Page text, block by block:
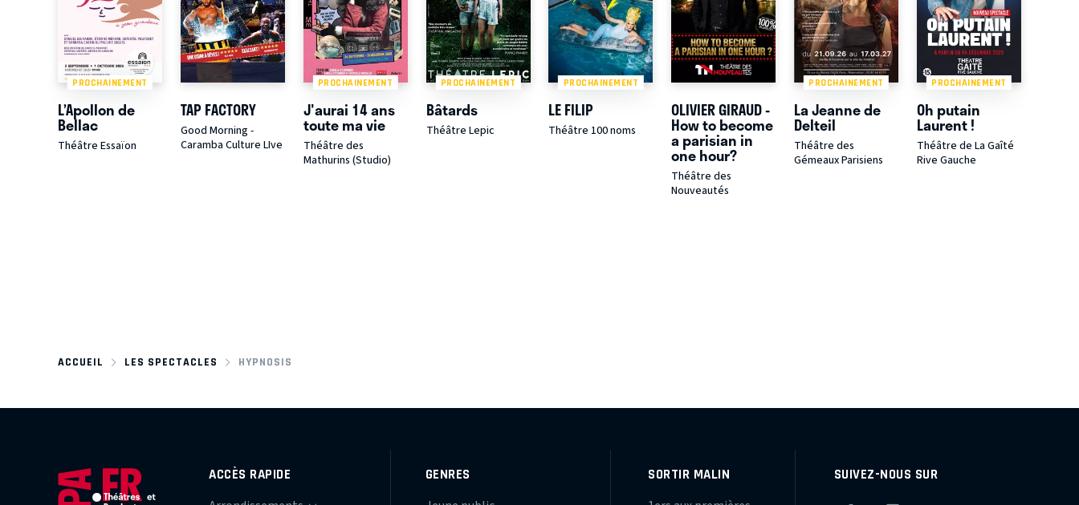
PROCHAINEMENT
L’Apollon de
Bellac
Théâtre Essaïon
TAP FACTORY
Good Morning -
Caramba Culture LIve
PROCHAINEMENT
J'aurai 14 ans
toute ma vie
Théâtre des
Mathurins (Studio)
PROCHAINEMENT
Bâtards
Théâtre Lepic
PROCHAINEMENT
LE FILIP
Théâtre 100 noms
OLIVIER GIRAUD -
How to become
a parisian in
one hour?
Théâtre des
Nouveautés
PROCHAINEMENT
La Jeanne de
Delteil
Théâtre des
Gémeaux Parisiens
PROCHAINEMENT
Oh putain
Laurent !
Théâtre de La Gaîté
Rive Gauche
ACCUEIL LES SPECTACLES HYPNOSIS
ACCÈS RAPIDE GENRES SORTIR MALIN SUIVEZ-NOUS SUR